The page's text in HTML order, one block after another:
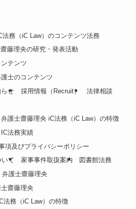
法務（iC Law）のコンテンツ法務
藤理央の研究・発表活動
テンツ
士のコンテンツ
せ 採用情報（Recruit） 法律相談
弁護士齋藤理央 iC法務（iC Law）の特徴
IC法務実績
項及びプライバシーポリシー
て
家事事件取扱案内
図書館法務
弁護士齋藤理央
齋藤理央
法務（iC Law）の特徴